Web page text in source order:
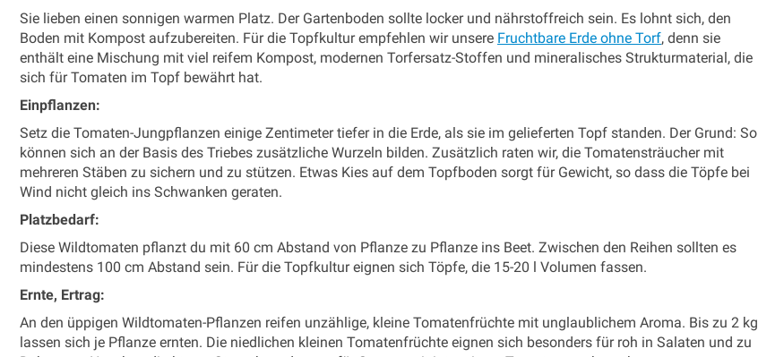
Sie lieben einen sonnigen warmen Platz. Der Gartenboden sollte locker und nährstoffreich sein. Es lohnt sich, den
Boden mit Kompost aufzubereiten. Für die Topfkultur empfehlen wir unsere Fruchtbare Erde ohne Torf, denn sie
enthält eine Mischung mit viel reifem Kompost, modernen Torfersatz-Stoffen und mineralisches Strukturmaterial, die
sich für Tomaten im Topf bewährt hat.
Einpflanzen:
Setz die Tomaten-Jungpflanzen einige Zentimeter tiefer in die Erde, als sie im gelieferten Topf standen. Der Grund: So
können sich an der Basis des Triebes zusätzliche Wurzeln bilden. Zusätzlich raten wir, die Tomatensträucher mit
mehreren Stäben zu sichern und zu stützen. Etwas Kies auf dem Topfboden sorgt für Gewicht, so dass die Töpfe bei
Wind nicht gleich ins Schwanken geraten.
Platzbedarf:
Diese Wildtomaten pflanzt du mit 60 cm Abstand von Pflanze zu Pflanze ins Beet. Zwischen den Reihen sollten es
mindestens 100 cm Abstand sein. Für die Topfkultur eignen sich Töpfe, die 15-20 l Volumen fassen.
Ernte, Ertrag:
An den üppigen Wildtomaten-Pflanzen reifen unzählige, kleine Tomatenfrüchte mit unglaublichem Aroma. Bis zu 2 kg
lassen sich je Pflanze ernten. Die niedlichen kleinen Tomatenfrüchte eignen sich besonders für roh in Salaten und zu